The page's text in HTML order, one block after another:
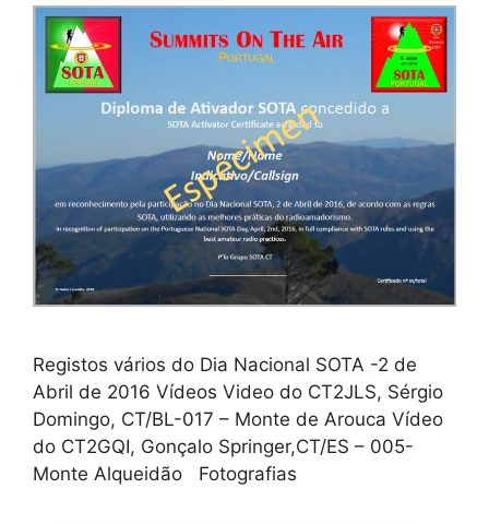
Registos vários do Dia Nacional SOTA -2 de
Abril de 2016 Vídeos Video do CT2JLS, Sérgio
Domingo, CT/BL-017 – Monte de Arouca Vídeo
do CT2GQI, Gonçalo Springer,CT/ES – 005-
Monte Alqueidão Fotografias